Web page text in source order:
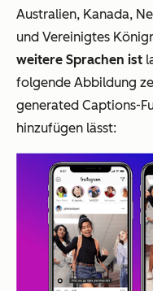
Australien, Kanada,
und Vereinigtes
weitere Sprachen ist
folgende Abbildung
generated Captions-
hinzufügen lässt: